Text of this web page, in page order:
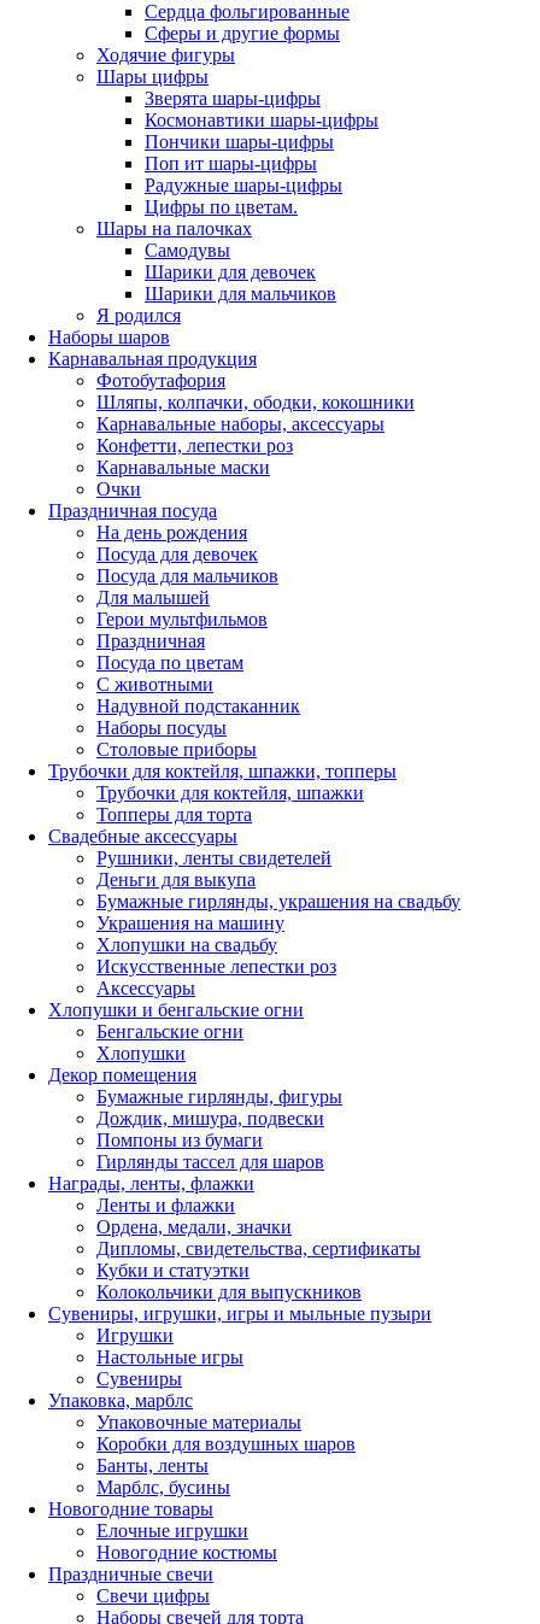
Сердца фольгированные
Сферы и другие формы
Ходячие фигуры
Шары цифры
Зверята шары-цифры
Космонавтики шары-цифры
Пончики шары-цифры
Поп ит шары-цифры
Радужные шары-цифры
Цифры по цветам.
Шары на палочках
Самодувы
Шарики для девочек
Шарики для мальчиков
Я родился
Наборы шаров
Карнавальная продукция
Фотобутафория
Шляпы, колпачки, ободки, кокошники
Карнавальные наборы, аксессуары
Конфетти, лепестки роз
Карнавальные маски
Очки
Праздничная посуда
На день рождения
Посуда для девочек
Посуда для мальчиков
Для малышей
Герои мультфильмов
Праздничная
Посуда по цветам
С животными
Надувной подстаканник
Наборы посуды
Столовые приборы
Трубочки для коктейля, шпажки, топперы
Трубочки для коктейля, шпажки
Топперы для торта
Свадебные аксессуары
Рушники, ленты свидетелей
Деньги для выкупа
Бумажные гирлянды, украшения на свадьбу
Украшения на машину
Хлопушки на свадьбу
Искусственные лепестки роз
Аксессуары
Хлопушки и бенгальские огни
Бенгальские огни
Хлопушки
Декор помещения
Бумажные гирлянды, фигуры
Дождик, мишура, подвески
Помпоны из бумаги
Гирлянды тассел для шаров
Награды, ленты, флажки
Ленты и флажки
Ордена, медали, значки
Дипломы, свидетельства, сертификаты
Кубки и статуэтки
Колокольчики для выпускников
Сувениры, игрушки, игры и мыльные пузыри
Игрушки
Настольные игры
Сувениры
Упаковка, марблс
Упаковочные материалы
Коробки для воздушных шаров
Банты, ленты
Марблс, бусины
Новогодние товары
Елочные игрушки
Новогодние костюмы
Праздничные свечи
Свечи цифры
Наборы свечей для торта